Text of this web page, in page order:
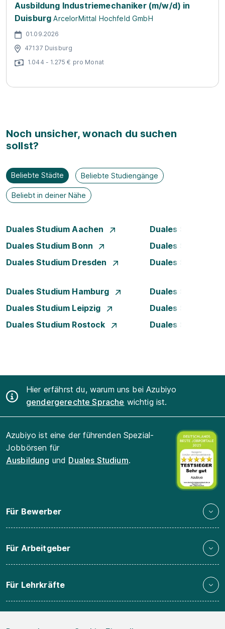
Ausbildung Industriemechaniker (m/w/d) in
Duisburg ArcelorMittal Hochfeld GmbH
01.09.2026
47137 Duisburg
1.044 - 1.275 € pro Monat
Noch unsicher, wonach du suchen
sollst?
Beliebte Städte Beliebte Studiengänge
Beliebt in deiner Nähe
Duales Studium Aachen
Duales Studium
Duales Studium Bonn
Duales Studium
Duales Studium Dresden
Duales Studium
Duales Studium Hamburg
Duales Studium
Duales Studium Leipzig
Duales Studium
Duales Studium Rostock
Duales Studium
Hier erfährst du, warum uns bei Azubiyo
gendergerechte Sprache wichtig ist.
Azubiyo ist eine der führenden Spezial-
Jobbörsen für
Ausbildung und Duales Studium.
Für Bewerber
Für Arbeitgeber
Für Lehrkräfte